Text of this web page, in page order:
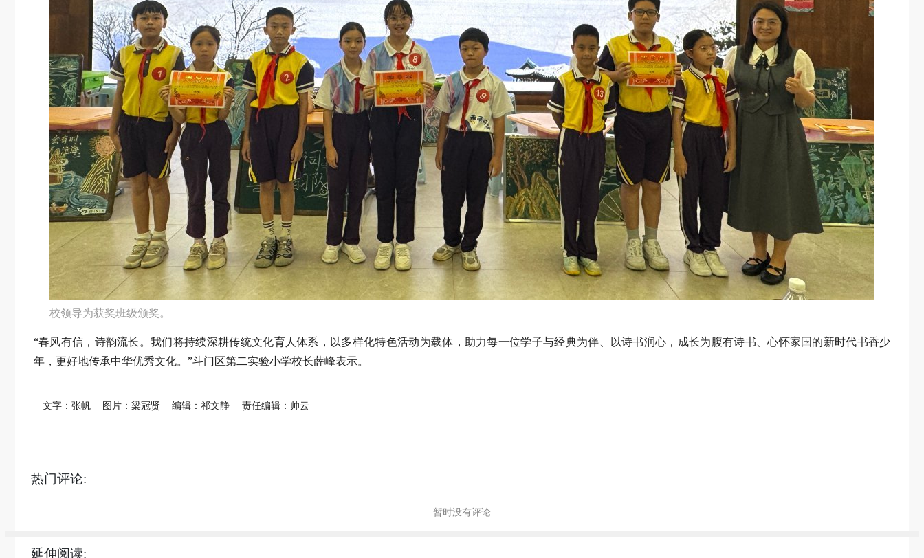
校领导为获奖班级颁奖。
“春风有信，诗韵流长。我们将持续深耕传统文化育人体系，以多样化特色活动为载体，助力每一位学子与经典为伴、以诗书润心，成长为腹有诗书、心怀家国的新时代书香少
年，更好地传承中华优秀文化。”斗门区第二实验小学校长薛峰表示。
文字：张帆 图片：梁冠贤 编辑：祁文静 责任编辑：帅云
热门评论:
暂时没有评论
延伸阅读: